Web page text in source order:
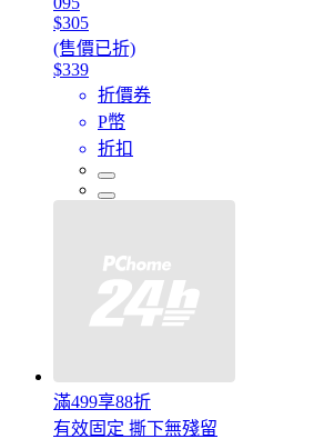
$305
(售價已折)
$339
折價券
P幣
折扣
滿499享88折
有效固定 撕下無殘留